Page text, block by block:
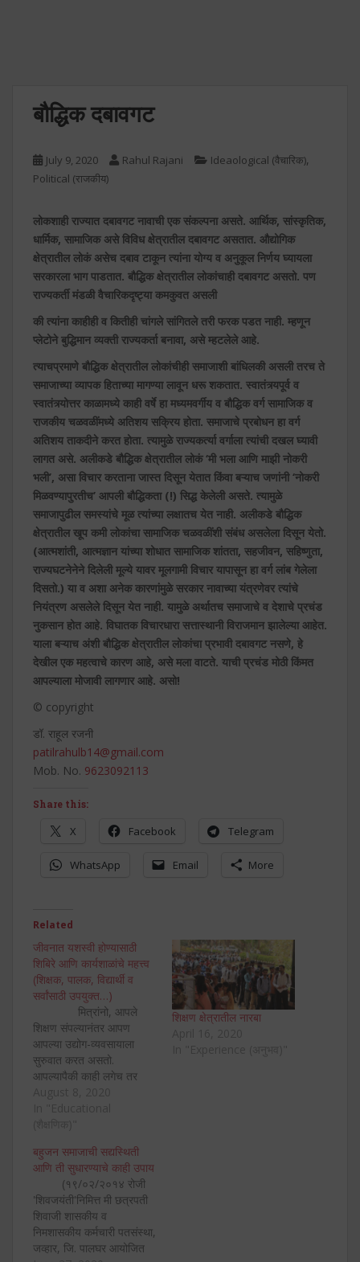
बौद्धिक दबावगट
July 9, 2020 Rahul Rajani Ideaological (वैचारिक),
Political (राजकीय)
लोकशाही राज्यात दबावगट नावाची एक संकल्पना असते. आर्थिक, सांस्कृतिक,
धार्मिक, सामाजिक असे विविध क्षेत्रातील दबावगट असतात. औद्योगिक
क्षेत्रातील लोकं असेच दबाव टाकून त्यांना योग्य व अनुकूल निर्णय घ्यायला
सरकारला भाग पाडतात. बौद्धिक क्षेत्रातील लोकांचाही दबावगट असतो. पण
राज्यकर्ती मंडळी वैचारिकदृष्ट्या कमकुवत असली
की त्यांना काहीही व कितीही चांगले सांगितले तरी फरक पडत नाही. म्हणून
प्लेटोने बुद्धिमान व्यक्ती राज्यकर्ता बनावा, असे म्हटलेले आहे.
त्याचप्रमाणे बौद्धिक क्षेत्रातील लोकांचीही समाजाशी बांधिलकी असली तरच ते
समाजाच्या व्यापक हिताच्या मागण्या लावून धरू शकतात. स्वातंत्र्यपूर्व व
स्वातंत्र्योत्तर काळामध्ये काही वर्षे हा मध्यमवर्गीय व बौद्धिक वर्ग सामाजिक व
राजकीय चळवळींमध्ये अतिशय सक्रिय होता. समाजाचे प्रबोधन हा वर्ग
अतिशय ताकदीने करत होता. त्यामुळे राज्यकर्त्या वर्गाला त्यांची दखल घ्यावी
लागत असे. अलीकडे बौद्धिक क्षेत्रातील लोकं ‘मी भला आणि माझी नोकरी
भली’, असा विचार करताना जास्त दिसून येतात किंवा बऱ्याच जणांनी ‘नोकरी
मिळवण्यापुरतीच’ आपली बौद्धिकता (!) सिद्ध केलेली असते. त्यामुळे
समाजापुढील समस्यांचे मूळ त्यांच्या लक्षातच येत नाही. अलीकडे बौद्धिक
क्षेत्रातील खूप कमी लोकांचा सामाजिक चळवळींशी संबंध असलेला दिसून येतो.
(आत्मशांती, आत्मज्ञान यांच्या शोधात सामाजिक शांतता, सहजीवन, सहिष्णुता,
राज्यघटनेनेने दिलेली मूल्ये यावर मूलगामी विचार यापासून हा वर्ग लांब गेलेला
दिसतो.) या व अशा अनेक कारणांमुळे सरकार नावाच्या यंत्रणेवर त्यांचे
नियंत्रण असलेले दिसून येत नाही. यामुळे अर्थातच समाजाचे व देशाचे प्रचंड
नुकसान होत आहे. विघातक विचारधारा सत्तास्थानी विराजमान झालेल्या आहेत.
याला बऱ्याच अंशी बौद्धिक क्षेत्रातील लोकांचा प्रभावी दबावगट नसणे, हे
देखील एक महत्वाचे कारण आहे, असे मला वाटते. याची प्रचंड मोठी किंमत
आपल्याला मोजावी लागणार आहे. असो!
© copyright
डॉ. राहूल रजनी
patilrahulb14@gmail.com
Mob. No. 9623092113
Share this:
X Facebook Telegram
WhatsApp Email More
Related
जीवनात यशस्वी होण्यासाठी
शिबिरे आणि कार्यशाळांचे महत्त्व
(शिक्षक, पालक, विद्यार्थी व
सर्वांसाठी उपयुक्त…)
मित्रांनो, आपले
शिक्षण संपल्यानंतर आपण
आपल्या उद्योग-व्यवसायाला
सुरुवात करत असतो.
आपल्यापैकी काही लगेच तर
करत असताना आपल्या
सहकाऱ्यांकडून, मित्रांकडून
गाव, शहर व परिसरातील
लोकांकडून…
शिक्षण क्षेत्रातील नारबा
बहुजन समाजाची सद्यस्थिती
आणि ती सुधारण्याचे काही उपाय
(१९/०२/२०१४ रोजी
'शिवजयंती'निमित्त मी छत्रपती
शिवाजी शासकीय व
निमशासकीय कर्मचारी पतसंस्था,
जव्हार, जि. पालघर आयोजित